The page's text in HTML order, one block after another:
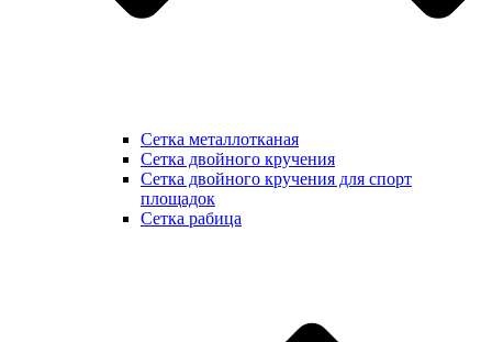
Сетка металлотканая
Сетка двойного кручения
Сетка двойного кручения для спорт
площадок
Сетка рабица